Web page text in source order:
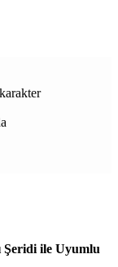
Şeridi ile Uyumlu